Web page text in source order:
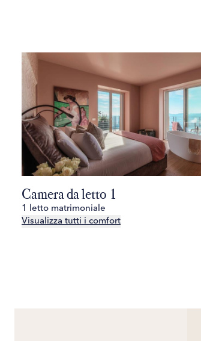
Camera da letto 1
1 letto matrimoniale
Visualizza tutti i comfort